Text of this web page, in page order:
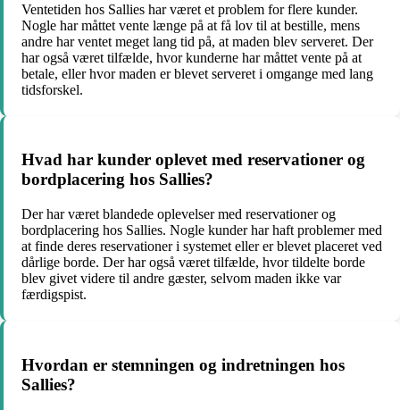
Ventetiden hos Sallies har været et problem for flere kunder.
Nogle har måttet vente længe på at få lov til at bestille, mens
andre har ventet meget lang tid på, at maden blev serveret. Der
har også været tilfælde, hvor kunderne har måttet vente på at
betale, eller hvor maden er blevet serveret i omgange med lang
tidsforskel.
Hvad har kunder oplevet med reservationer og
bordplacering hos Sallies?
Der har været blandede oplevelser med reservationer og
bordplacering hos Sallies. Nogle kunder har haft problemer med
at finde deres reservationer i systemet eller er blevet placeret ved
dårlige borde. Der har også været tilfælde, hvor tildelte borde
blev givet videre til andre gæster, selvom maden ikke var
færdigspist.
Hvordan er stemningen og indretningen hos
Sallies?